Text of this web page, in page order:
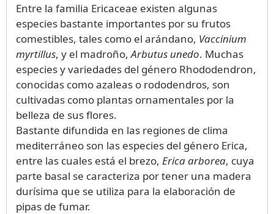
Entre la familia Ericaceae existen algunas
especies bastante importantes por su frutos
comestibles, tales como el arándano, Vaccinium
myrtillus, y el madroño,Arbutus unedo. Muchas
especies y variedades del género Rhododendron,
conocidas como azaleas o rododendros, son
cultivadas como plantas ornamentales por la
belleza de sus flores.
Bastante difundida en las regiones de clima
mediterráneo son las especies del género Erica,
entre las cuales está el brezo, Erica arborea, cuya
parte basal se caracteriza por tener una madera
durísima que se utiliza para la elaboración de
pipas de fumar.